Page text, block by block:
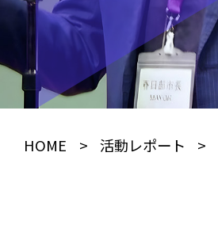
HOME > 活動レポート >